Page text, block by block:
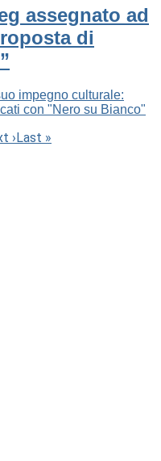
assegnato ad
di
impegno culturale:
con "Nero su Bianco"
›Last »